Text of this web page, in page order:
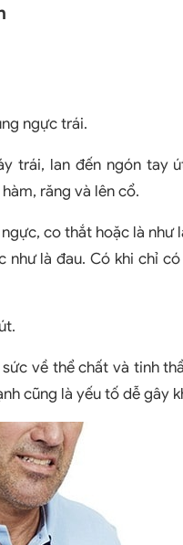
ngực trái.
trái, lan đến ngón tay
răng và lên cổ.
co thắt hoặc là như
là đau. Có khi chỉ
về thể chất và tinh
cũng là yếu tố dễ gây